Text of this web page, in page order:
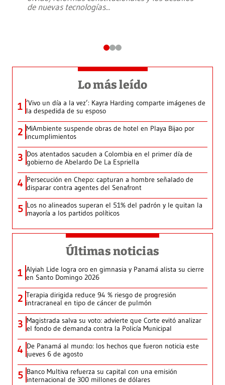
de nuevas tecnologías...
Lo más leído
1 ‘Vivo un día a la vez’: Kayra Harding comparte imágenes de
la despedida de su esposo
2 MiAmbiente suspende obras de hotel en Playa Bijao por
incumplimientos
3 Dos atentados sacuden a Colombia en el primer día de
gobierno de Abelardo De La Espriella
4 Persecución en Chepo: capturan a hombre señalado de
disparar contra agentes del Senafront
5 Los no alineados superan el 51% del padrón y le quitan la
mayoría a los partidos políticos
Últimas noticias
1 Alyiah Lide logra oro en gimnasia y Panamá alista su cierre
en Santo Domingo 2026
2 Terapia dirigida reduce 94 % riesgo de progresión
intracraneal en tipo de cáncer de pulmón
3 Magistrada salva su voto: advierte que Corte evitó analizar
el fondo de demanda contra la Policía Municipal
4 De Panamá al mundo: los hechos que fueron noticia este
jueves 6 de agosto
5 Banco Multiva refuerza su capital con una emisión
internacional de 300 millones de dólares